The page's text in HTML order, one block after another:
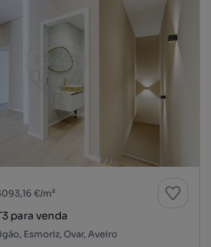
€/m²
para venda
Esmoriz, Ovar, Aveiro